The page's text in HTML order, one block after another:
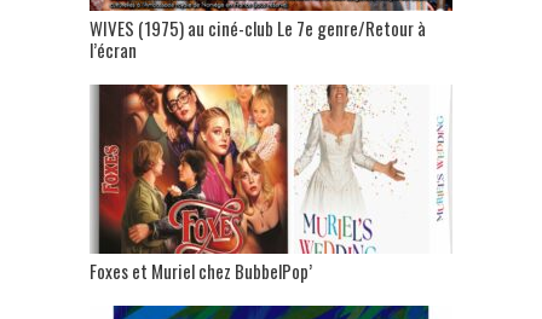
WIVES (1975) au ciné-club Le 7e genre/Retour à
l’écran
Foxes et Muriel chez BubbelPop’